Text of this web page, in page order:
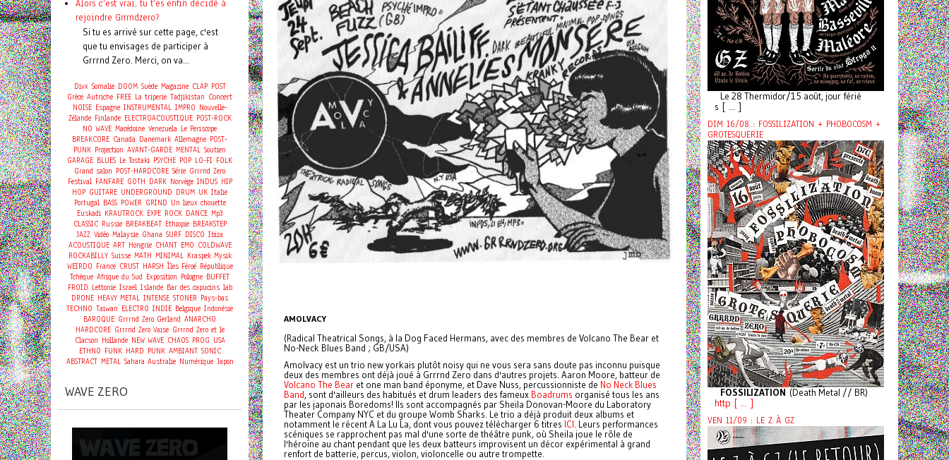
AMOLVACY
(Radical Theatrical Songs, à la Dog Faced Hermans, avec des membres de Volcano The Bear et
No-Neck Blues Band ; GB/USA)
Amolvacy est un trio new yorkais plutôt noisy qui ne vous sera sans doute pas inconnu puisque
deux des membres ont déjà joué à Grrrnd Zero dans d'autres projets. Aaron Moore, batteur de
Volcano The Bear et one man band éponyme, et Dave Nuss, percussionniste de No Neck Blues
Band, sont d'ailleurs des habitués et drum leaders des fameux Boadrums organisé tous les ans
par les japonais Boredoms! Ils sont accompagnés par Sheila Donovan-Moore du Laboratory
Theater Company NYC et du groupe Womb Sharks. Le trio a déjà produit deux albums et
notamment le récent A La Lu La, dont vous pouvez télécharger 6 titres ICI . Leurs performances
scéniques se rapprochent pas mal d'une sorte de théâtre punk, où Sheila joue le rôle de
l'héroïne au chant pendant que les deux batteurs improvisent un décor expérimental à grand
renfort de batterie, percus, violon, violoncelle ou autre trompette.
Alors c'est vrai, tu t'es enfin décidé à
rejoindre Grrrndzero?
Si tu es arrivé sur cette page, c'est
que tu envisages de participer à
Grrrnd Zero. Merci, on va...
Divx Somalie DOOM Suède Magazine CLAP POST
Grèce Autriche FREE La triperie Tadjikistan Concert
NOISE Espagne INSTRUMENTAL IMPRO Nouvelle-
Zélande Finlande ELECTROACOUSTIQUE POST-ROCK
NO WAVE Macédoine Venezuela Le Periscope
BREAKCORE Canada Danemark Allemagne POST-
PUNK Projection AVANT-GARDE MENTAL Soutien
GARAGE BLUES Le Tostaki PSYCHE POP LO-FI FOLK
Grand salon POST-HARDCORE Série Grrrnd Zero
Festival FANFARE GOTH DARK Norvège INDUS HIP
HOP GUITARE UNDERGROUND DRUM UK Italie
Portugal BASS POWER GRIND Un lieux chouette
Euskadi KRAUTROCK EXPE ROCK DANCE Mp3
CLASSIC Russie BREAKBEAT Ethiopie BREAKSTEP
JAZZ Vidéo Malaysie Ghana SURF DISCO Ibiza
ACOUSTIQUE ART Hongrie CHANT EMO COLDWAVE
ROCKABILLY Suisse MATH MINIMAL Kraspek Mysik
WEIRDO France CRUST HARSH Îles Féroé République
Tchèque Afrique du Sud Exposition Pologne BUFFET
FROID Lettonie Israel Islande Bar des capucins lab
DRONE HEAVY METAL INTENSE STONER Pays-bas
TECHNO Taiwan ELECTRO INDIE Belgique Indonésie
BAROQUE Grrrnd Zero Gerland ANARCHO
HARDCORE Grrrnd Zero Vaise Grrrnd Zero et le
Clacson Hollande NEW WAVE CHAOS PROG USA
ETHNO FUNK HARD PUNK AMBIANT SONIC
ABSTRACT METAL Sahara Australie Numérique Japon
WAVE ZERO
Le 28 Thermidor/15 août, jour férié
s [ ... ]
DIM 16/08 : FOSSILIZATION + PHOBOCOSM +
GROTESQUERIE
FOSSILIZATION (Death Metal // BR)
http [ ... ]
VEN 11/09 : LE Z À GZ